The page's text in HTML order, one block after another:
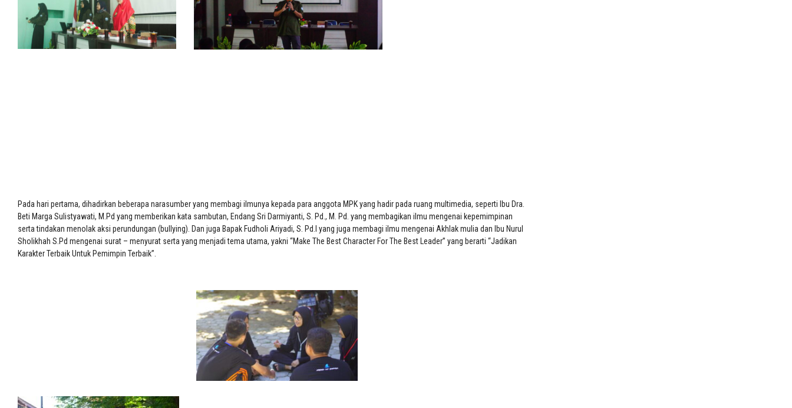
Pada hari pertama, dihadirkan beberapa narasumber yang membagi ilmunya kepada para anggota MPK yang hadir pada ruang multimedia, seperti Ibu Dra.
Beti Marga Sulistyawati, M.Pd yang memberikan kata sambutan, Endang Sri Darmiyanti, S. Pd., M. Pd. yang membagikan ilmu mengenai kepemimpinan
serta tindakan menolak aksi perundungan (bullying). Dan juga Bapak Fudholi Ariyadi, S. Pd.I yang juga membagi ilmu mengenai Akhlak mulia dan Ibu Nurul
Sholikhah S.Pd mengenai surat – menyurat serta yang menjadi tema utama, yakni “Make The Best Character For The Best Leader” yang berarti “Jadikan
Karakter Terbaik Untuk Pemimpin Terbaik”.